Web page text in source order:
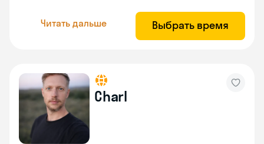
Читать дальше Выбрать время
Charl